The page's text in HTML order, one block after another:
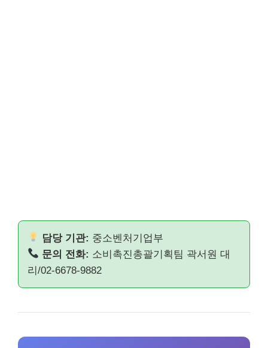
담당 기관: 중소벤처기업부
문의 전화: 소비촉진총괄기획팀 곽서원 대
리/02-6678-9882